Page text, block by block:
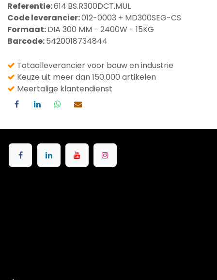
Referentie:614.BS.R300DCT.MUL
Code leverancier:012-0003 + MD300SEG-CS
Formaat:DIA 300 MM - 2400W - 15KG
Barcode:5420018734844
Totaalleverancier voor bouw en industrie
Keuze uit meer dan 150.000 artikelen
Meertalige klantendienst